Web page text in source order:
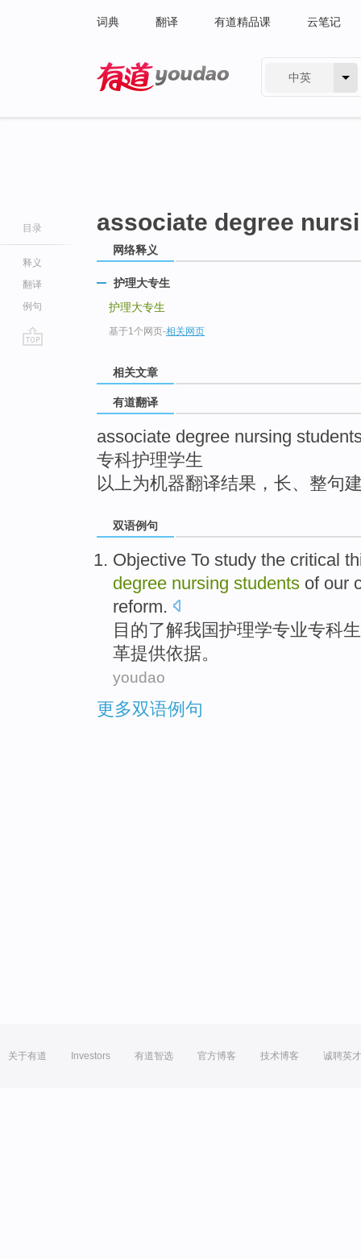
词典 翻译 有道精品课 云笔记
中英
目录
释义
翻译
例句
associate degree
网络释义
护理大专生
护理大专生
基于1个网页-相关网页
相关文章
有道翻译
associate degree nursing
专科护理学生
以上为机器翻译结果，长、整句
双语例句
Objective To study the critical
degree nursing students ofour
reform.
目的了解我国护理学专业专科
革提供依据。
youdao
更多双语例句
关于有道 Investors 有道智选 官方博客 技术博客 诚聘英才